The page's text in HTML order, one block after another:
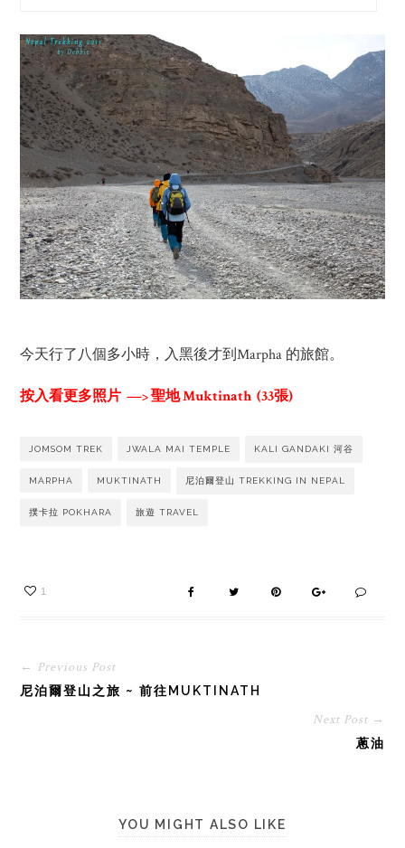
今天行了八個多小時，入黑後才到Marpha 的旅館。
按入看更多照片 —> 聖地 Muktinath (33張)
JOMSOM TREK JWALA MAI TEMPLE KALI GANDAKI 河谷
MARPHA MUKTINATH 尼泊爾登山 TREKKING IN NEPAL
撲卡拉 POKHARA 旅遊 TRAVEL
1
← Previous Post
尼泊爾登山之旅 ~ 前往MUKTINATH
Next Post →
蔥油
YOU MIGHT ALSO LIKE